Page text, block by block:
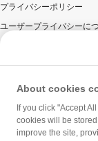
プライバシーポリシー
ユーザープライバシーに
ウェブサイト利用規約
反社会的勢力に対する方針
勧誘方針
マネロン等基本方針
About cookies
If you click "Accept
cookies will be
improve the site,